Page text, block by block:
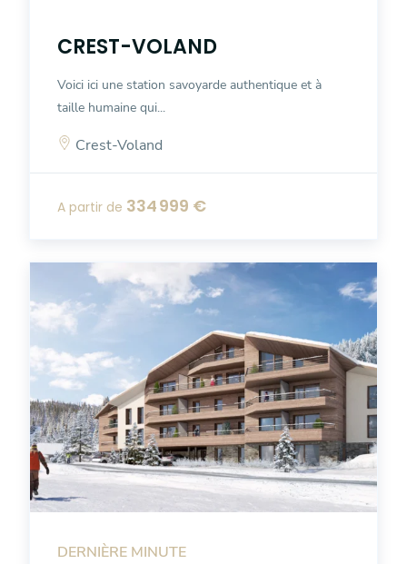
CREST-VOLAND
Voici ici une station savoyarde authentique et à
taille humaine qui...
Crest-Voland
A partir de 334 999 €
DERNIÈRE MINUTE